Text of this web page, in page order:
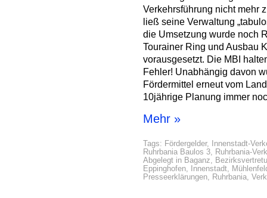
Verkehrsführung nicht mehr
ließ seine Verwaltung
die Umsetzung wurde noch
Tourainer Ring und Ausbau
vorausgesetzt. Die MBI
Fehler! Unabhängig davon
Fördermittel erneut vom
10jährige Planung immer
Mehr »
Tags: Fördergelder,
Innenstadt-
Ruhrbania Baulos 3, Ruhrbania-
Abgelegt in Baganz,
Eppinghofen, Innenstadt,
Presseerklärungen, Ruhrbania,